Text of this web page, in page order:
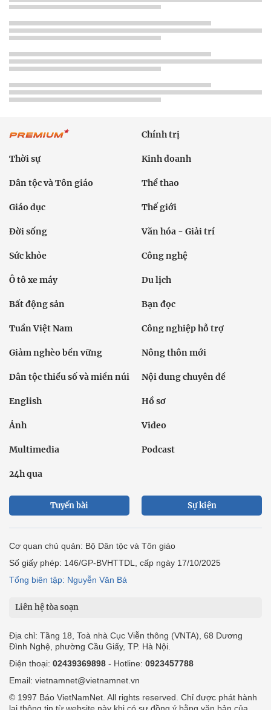
Chính trị
Thời sự Kinh doanh
Dân tộc và Tôn giáo Thể thao
Giáo dục Thế giới
Đời sống Văn hóa - Giải trí
Sức khỏe Công nghệ
Ô tô xe máy Du lịch
Bất động sản Bạn đọc
Tuần Việt Nam Công nghiệp hỗ trợ
Giảm nghèo bền vững Nông thôn mới
Dân tộc thiểu số và miền núi Nội dung chuyên đề
English Hồ sơ
Ảnh Video
Multimedia Podcast
24h qua
Tuyến bài Sự kiện
Cơ quan chủ quản: Bộ Dân tộc và Tôn giáo
Số giấy phép: 146/GP-BVHTTDL, cấp ngày 17/10/2025
Tổng biên tập: Nguyễn Văn Bá
Liên hệ tòa soạn
Địa chỉ: Tầng 18, Toà nhà Cục Viễn thông (VNTA), 68 Dương
Đình Nghệ, phường Cầu Giấy, TP. Hà Nội.
Điện thoại: 02439369898 - Hotline: 0923457788
Email: vietnamnet@vietnamnet.vn
© 1997 Báo VietNamNet. All rights reserved. Chỉ được phát hành
lại thông tin từ website này khi có sự đồng ý bằng văn bản của